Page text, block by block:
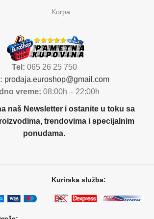
Korpa
Tel: 065 26 25 750
prodaja.euroshop@gmail.com
vreme: 08:00h – 22:00h
naš Newsletter i ostanite u toku sa
trendovima i specijalnim
ponudama.
Kurirska služba: